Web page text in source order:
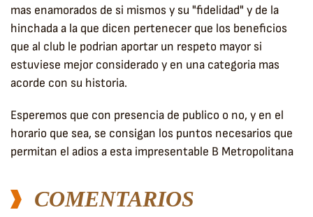
mas enamorados de si mismos y su "fidelidad" y de la
hinchada a la que dicen pertenecer que los beneficios
que al club le podrian aportar un respeto mayor si
estuviese mejor considerado y en una categoria mas
acorde con su historia.
Esperemos que con presencia de publico o no, y en el
horario que sea, se consigan los puntos necesarios que
permitan el adios a esta impresentable B Metropolitana
COMENTARIOS